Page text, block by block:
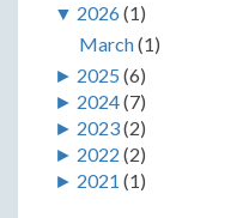
▼ 2026(1)
March(1)
► 2025 (6)
► 2024(7)
► 2023(2)
► 2022 (2)
► 2021 (1)